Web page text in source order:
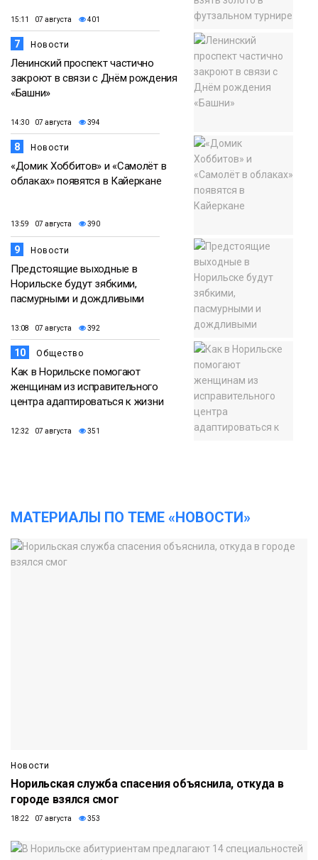
15:11 07 августа 401
7 Новости
Ленинский проспект частично
закроют в связи с Днём рождения
«Башни»
14:30 07 августа 394
8 Новости
«Домик Хоббитов» и «Самолёт в
облаках» появятся в Кайеркане
13:59 07 августа 390
9 Новости
Предстоящие выходные в
Норильске будут зябкими,
пасмурными и дождливыми
13:08 07 августа 392
10 Общество
Как в Норильске помогают
женщинам из исправительного
центра адаптироваться к жизни
12:32 07 августа 351
МАТЕРИАЛЫ ПО ТЕМЕ «НОВОСТИ»
Новости
Норильская служба спасения объяснила, откуда в
городе взялся смог
18:22 07 августа 353